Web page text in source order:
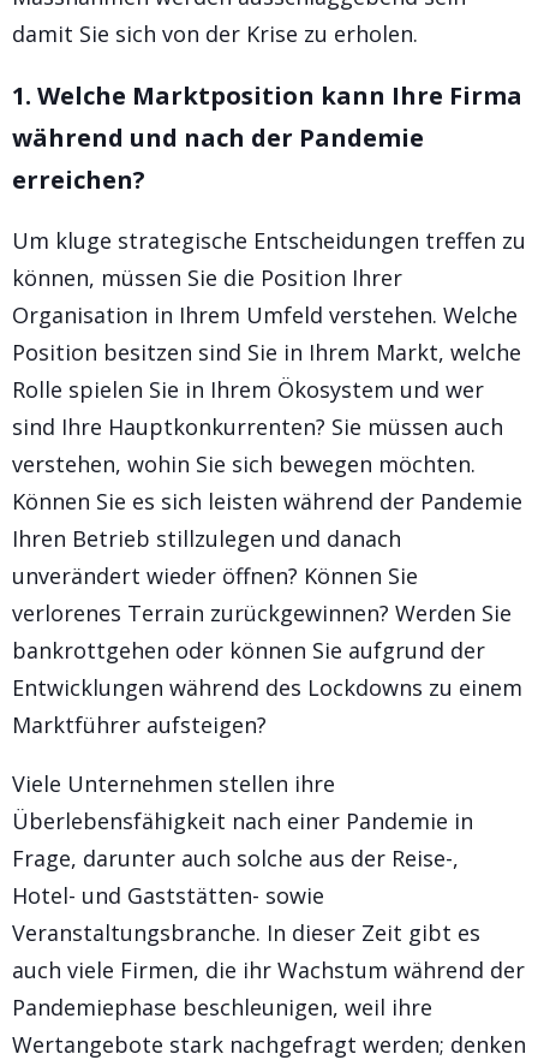
damit Sie sich von der Krise zu erholen.
1. Welche Marktposition kann Ihre Firma
während und nach der Pandemie
erreichen?
Um kluge strategische Entscheidungen treffen zu
können, müssen Sie die Position Ihrer
Organisation in Ihrem Umfeld verstehen. Welche
Position besitzen sind Sie in Ihrem Markt, welche
Rolle spielen Sie in Ihrem Ökosystem und wer
sind Ihre Hauptkonkurrenten? Sie müssen auch
verstehen, wohin Sie sich bewegen möchten.
Können Sie es sich leisten während der Pandemie
Ihren Betrieb stillzulegen und danach
unverändert wieder öffnen? Können Sie
verlorenes Terrain zurückgewinnen? Werden Sie
bankrottgehen oder können Sie aufgrund der
Entwicklungen während des Lockdowns zu einem
Marktführer aufsteigen?
Viele Unternehmen stellen ihre
Überlebensfähigkeit nach einer Pandemie in
Frage, darunter auch solche aus der Reise-,
Hotel- und Gaststätten- sowie
Veranstaltungsbranche. In dieser Zeit gibt es
auch viele Firmen, die ihr Wachstum während der
Pandemiephase beschleunigen, weil ihre
Wertangebote stark nachgefragt werden; denken